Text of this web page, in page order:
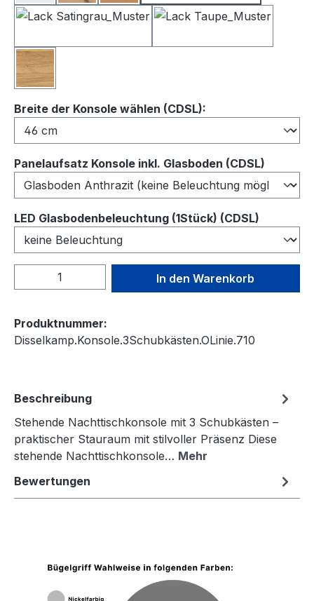
Wildeiche
Breite der Konsole wählen (CDSL):
Panelaufsatz Konsole inkl. Glasboden (CDSL)
LED Glasbodenbeleuchtung (1Stück) (CDSL)
Produkt Anzahl: Gib denIn den Warenkorb
Produktnummer:
Disselkamp.Konsole.3Schubkästen.OLinie.710
Beschreibung
Stehende Nachttischkonsole mit 3 Schubkästen –
praktischer Stauraum mit stilvoller Präsenz Diese
stehende Nachttischkonsole… Mehr
Bewertungen